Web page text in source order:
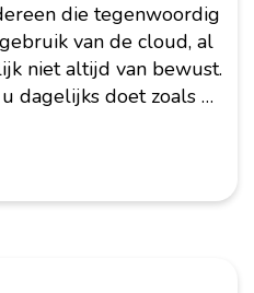
die tegenwoordig
van de cloud, al
niet altijd van bewust.
dagelijks doet zoals e-